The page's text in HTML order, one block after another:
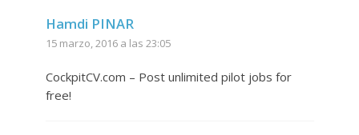
Hamdi PINAR
15 marzo, 2016 a las 23:05
CockpitCV.com – Post unlimited pilot jobs for
free!